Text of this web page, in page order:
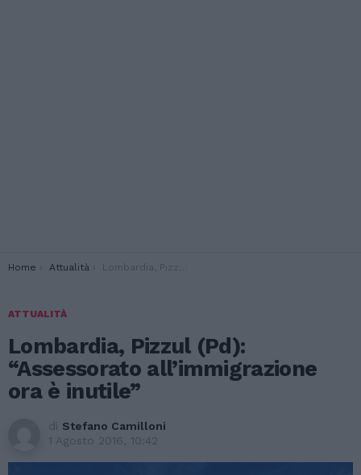
You are here:
Home Attualità Lombardia, Pizzul (Pd): “Assessorato all’immigrazione ora è inutile”
ATTUALITÀ
Lombardia, Pizzul (Pd):
“Assessorato all’immigrazione
ora è inutile”
di Stefano Camilloni
1 Agosto 2016, 10:42